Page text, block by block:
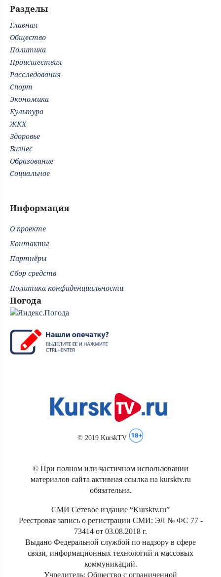
Разделы
Главная
Общество
Политика
Происшествия
Расследования
Спорт
Экономика
Культура
ЖКХ
Здоровье
Бизнес
Образование
Социальное
Информация
О проекте
Контакты
Партнёры
Сбор средств
Политика конфиденциальности
Погода
© 2019 KurskTV
© При полном или частичном использовании
материалов сайта активная ссылка на kursktv.ru
обязательна.
СМИ Сетевое издание “Kursktv.ru”
Реестровая запись о регистрации СМИ: ЭЛ № ФС 77 -
73414 от 03.08.2018 г.
Выдано Федеральной службой по надзору в сфере
связи, информационных технологий и массовых
коммуникаций.
Учредитель: Общество с ограниченной